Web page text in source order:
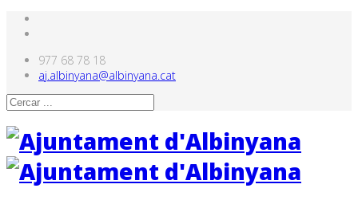
977 68 78 18
aj.albinyana@albinyana.cat